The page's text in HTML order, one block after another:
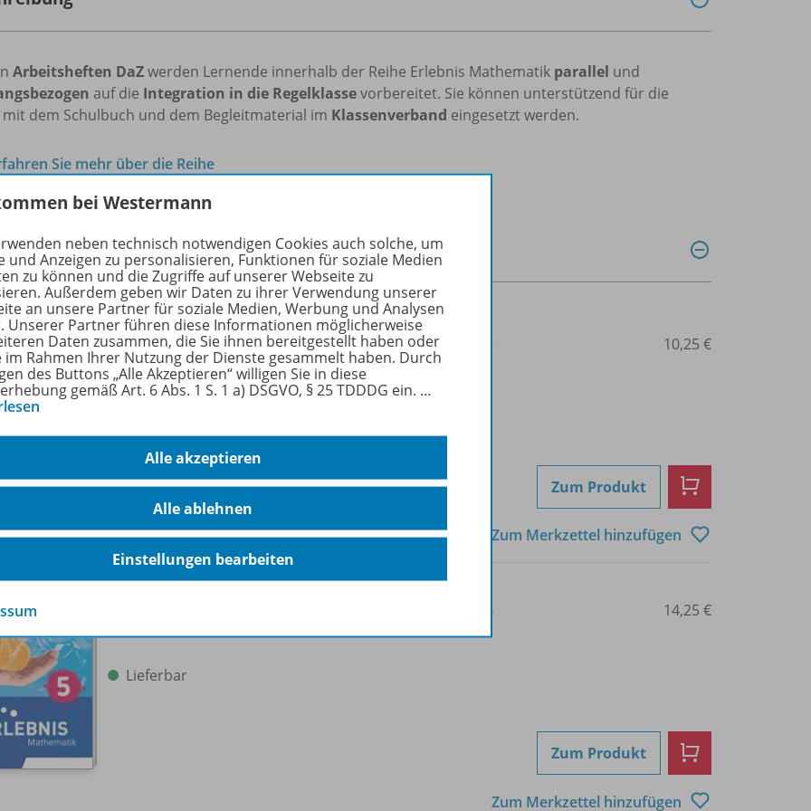
Arbeitsheften DaZwerden Lernende innerhalb der Reihe Erlebnis Mathematik parallel und
auf die Integration in die Regelklassevorbereitet. Sie können unterstützend für die
dem Schulbuch und dem Begleitmaterial im Klassenverband eingesetzt werden.
Sie mehr über die Reihe
Produkte
Erlebnis Mathematik - Allgemeine
Ausgabe 2023
Arbeitsheft mit Medien 5
Ergänzende Digitalprodukte erhältlich
978-3-14-117769-5 10,25 €
Zum Produkt
Zum Merkzettel hinzufügen
Arbeitsbuch Inklusion 5
Lieferbar
978-3-14-117775-6 14,25 €
Zum Produkt
Zum Merkzettel hinzufügen
bei Westermann
neben technisch notwendigen Cookies auch solche, um
und Anzeigen zu personalisieren, Funktionen für soziale Medien
zu können und die Zugriffe auf unserer Webseite zu
Außerdem geben wir Daten zu ihrer Verwendung unserer
an unsere Partner für soziale Medien, Werbung und Analysen
Unserer Partner führen diese Informationen möglicherweise
Daten zusammen, die Sie ihnen bereitgestellt haben oder
im Rahmen Ihrer Nutzung der Dienste gesammelt haben. Durch
des Buttons „Alle Akzeptieren“ willigen Sie in diese
gemäß Art. 6 Abs. 1 S. 1 a) DSGVO, § 25 TDDDG ein. …
Alle akzeptieren
Alle ablehnen
Einstellungen bearbeiten